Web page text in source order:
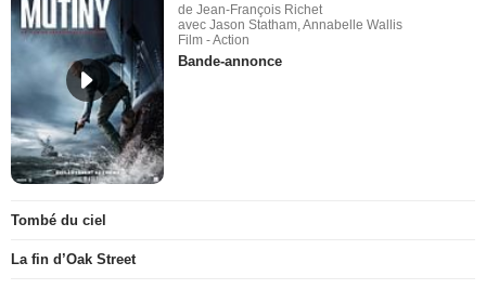
de Jean-François Richet
avec Jason Statham, Annabelle Wallis
Film - Action
Bande-annonce
Tombé du ciel
La fin d’Oak Street